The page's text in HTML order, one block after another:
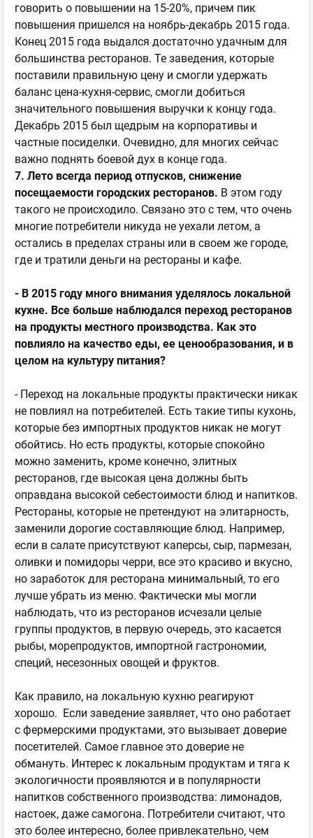
говорить о повышении на 15-20%, причем пик
повышения пришелся на ноябрь-декабрь 2015 года.
Конец 2015 года выдался достаточно удачным для
большинства ресторанов. Те заведения, которые
поставили правильную цену и смогли удержать
баланс цена-кухня-сервис, смогли добиться
значительного повышения выручки к концу года.
Декабрь 2015 был щедрым на корпоративы и
частные посиделки. Очевидно, для многих сейчас
важно поднять боевой дух в конце года.
7. Лето всегда период отпусков, снижение
посещаемости городских ресторанов. В этом году
такого не происходило. Связано это с тем, что очень
многие потребители никуда не уехали летом, а
остались в пределах страны или в своем же городе,
где и тратили деньги на рестораны и кафе.
- В 2015 году много внимания уделялось локальной
кухне. Все больше наблюдался переход ресторанов
на продукты местного производства. Как это
повлияло на качество еды, ее ценообразования, и в
целом на культуру питания?
- Переход на локальные продукты практически никак
не повлиял на потребителей. Есть такие типы кухонь,
которые без импортных продуктов никак не могут
обойтись. Но есть продукты, которые спокойно
можно заменить, кроме конечно, элитных
ресторанов, где высокая цена должны быть
оправдана высокой себестоимости блюд и напитков.
Рестораны, которые не претендуют на элитарность,
заменили дорогие составляющие блюд. Например,
если в салате присутствуют каперсы, сыр, пармезан,
оливки и помидоры черри, все это красиво и вкусно,
но заработок для ресторана минимальный, то его
лучше убрать из меню. Фактически мы могли
наблюдать, что из ресторанов исчезали целые
группы продуктов, в первую очередь, это касается
рыбы, морепродуктов, импортной гастрономии,
специй, несезонных овощей и фруктов.
Как правило, на локальную кухню реагируют
хорошо. Если заведение заявляет, что оно работает
с фермерскими продуктами, это вызывает доверие
посетителей. Самое главное это доверие не
обмануть. Интерес к локальным продуктам и тяга к
экологичности проявляются и в популярности
напитков собственного производства: лимонадов,
настоек, даже самогона. Потребители считают, что
это более интересно, более привлекательно, чем